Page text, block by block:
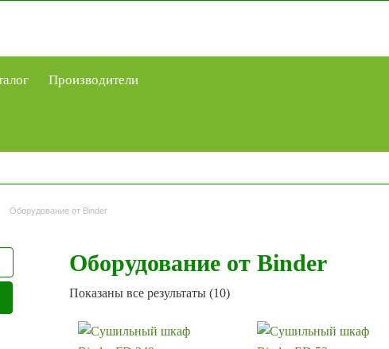
Производители
Оборудование от Binder
Оборудование от Binder
Показаны все результаты (10)Сортировка: